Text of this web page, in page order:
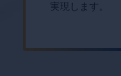
実現します。